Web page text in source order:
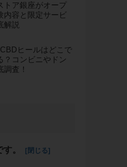
トア銀座がオープ
内容と限定サービ
解説
ヒールはどこで
？コンビニやドン
調査！
。